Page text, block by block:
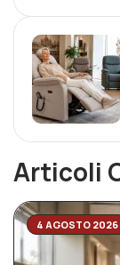
Articoli
4 AGOSTO 2026